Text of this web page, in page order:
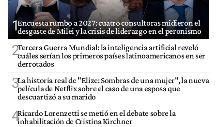
1Encuesta rumbo a 2027: cuatro consultoras midieron el
desgaste de Milei y la crisis de liderazgo en el peronismo
2Tercera Guerra Mundial: la inteligencia artificial reveló
cuáles serían los primeros países latinoamericanos en ser
derrotados
3La historia real de "Elize: Sombras de una mujer", la nueva
película de Netflix sobre el caso de una esposa que
descuartizó a su marido
4Ricardo Lorenzetti se metió en el debate sobre la
inhabilitación de Cristina Kirchner